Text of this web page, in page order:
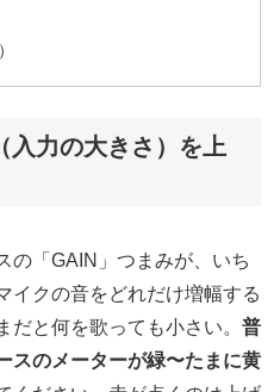
入力の大きさ）を上
の「GAIN」つまみが、いち
イクの音をどれだけ増幅する
と何を歌っても小さい。 普
スのメーターが緑〜たまに黄